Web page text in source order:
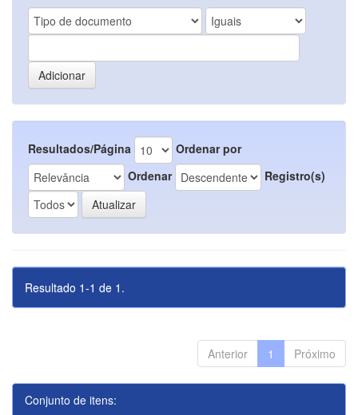
Resultados/Página
Ordenar por
Ordenar
Registro(s)
Resultado 1-1 de 1.
Anterior 1 Próximo
Conjunto de itens: